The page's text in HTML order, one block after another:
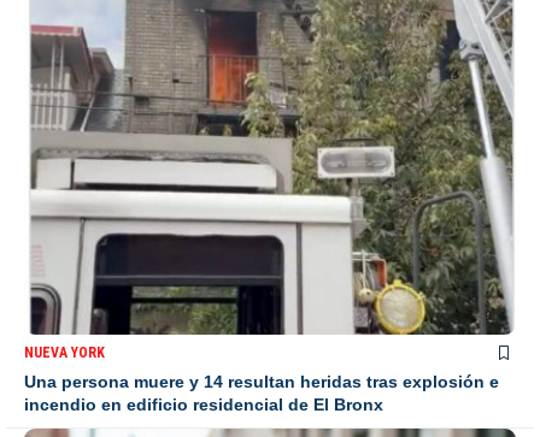
NUEVA YORK
Una persona muere y 14 resultan heridas tras explosión e
incendio en edificio residencial de El Bronx